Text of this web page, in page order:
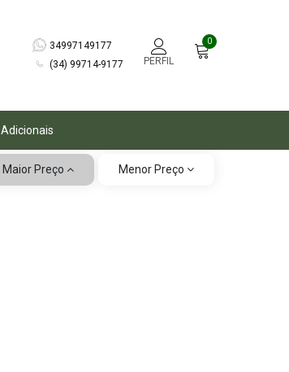
34997149177
(34) 99714-9177
PERFIL
0
Adicionais
Maior Preço Menor Preço